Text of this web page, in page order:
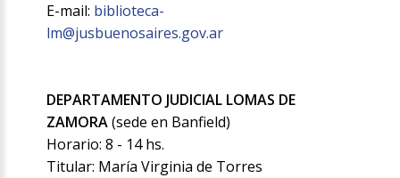
E-mail: biblioteca-
lm@jusbuenosaires.gov.ar
DEPARTAMENTO JUDICIAL LOMAS DE
ZAMORA(sede en Banfield)
Horario: 8 - 14 hs.
Titular: María Virginia de Torres